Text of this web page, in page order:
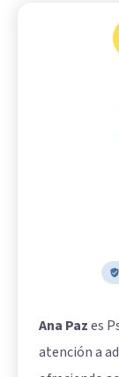
Ana Pazes
atención a